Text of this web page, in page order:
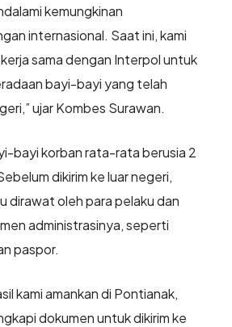
kemungkinan
internasional. Saat ini, kami
sama dengan Interpol untuk
bayi-bayi yang telah
ujar Kombes Surawan.
bayi korban rata-rata berusia 2
dikirim ke luar negeri,
dirawat oleh para pelaku dan
administrasinya, seperti
paspor.
kami amankan di Pontianak,
dokumen untuk dikirim ke